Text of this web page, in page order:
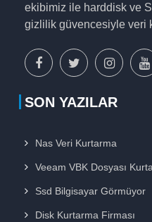
ekibimiz ile harddisk ve
gizlilik güvencesiyle veri
facebook
sayfamız
x
sayfamız
SON YAZILAR
Nas Veri Kurtarma
Veeam VBK Dosyası
Ssd Bilgisayar Görmüyor
Disk Kurtarma Firması